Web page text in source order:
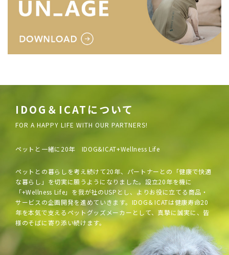
IDOG＆ICATについて
FOR A HAPPY LIFE WITH OUR PARTNERS!
ペットと一緒に20年 IDOG&ICAT+Wellness Life
ペットとの暮らしを考え続けて20年、パートナーとの「健康で快適
な暮らし」を切実に願うようになりました。設立20年を機に
「+Wellness Life」を我が社のUSPとし、よりお役に立てる商品・
サービスの企画開発を進めていきます。IDOG＆ICATは健康寿命20
年を本気で支えるペットグッズメーカーとして、真摯に誠実に、皆
様のそばに寄り添い続けます。